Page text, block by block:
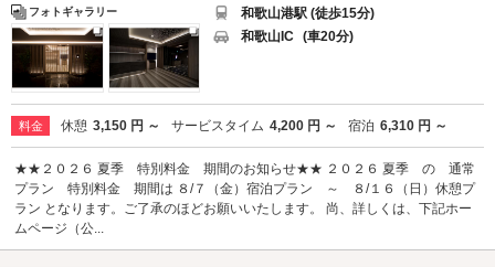
フォトギャラリー
和歌山港駅 (徒歩15分)
和歌山IC (車20分)
料金 休憩 3,150 円 ～ サービスタイム 4,200 円 ～ 宿泊 6,310 円 ～
★★２０２６ 夏季 特別料金 期間のお知らせ★★ ２０２６ 夏季 の 通常
プラン 特別料金 期間は ８/７（金）宿泊プラン ～ ８/１６（日）休憩プ
ラン となります。ご了承のほどお願いいたします。 尚、詳しくは、下記ホー
ムページ（公...